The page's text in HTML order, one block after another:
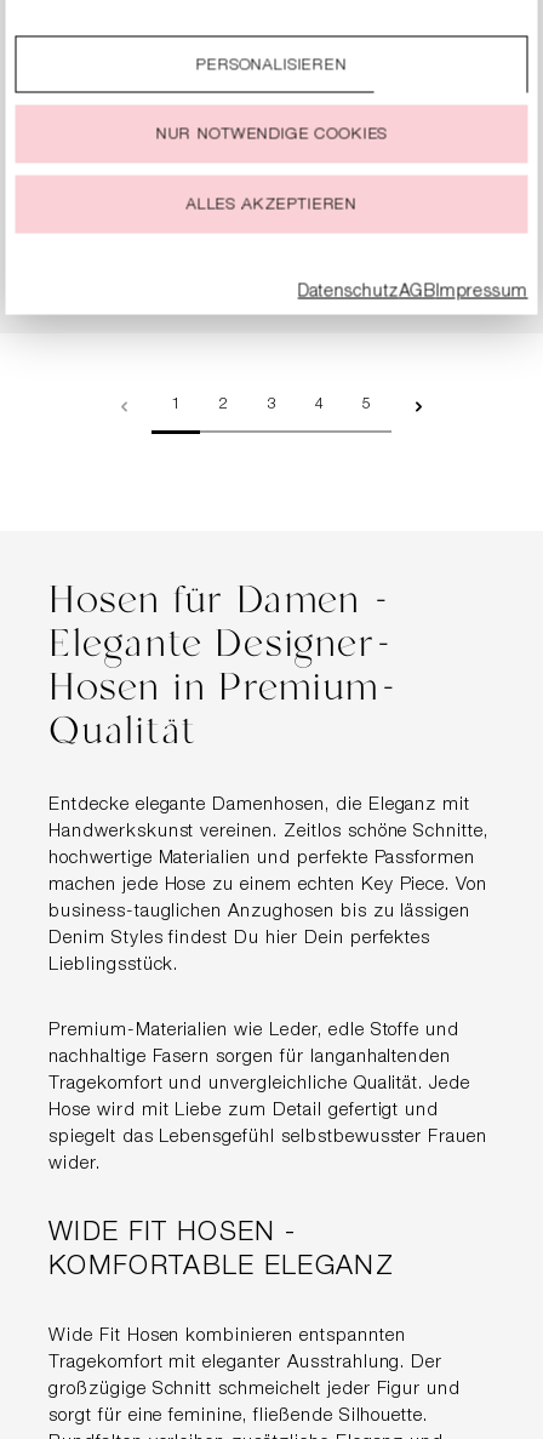
WIDE-FIT HOSE
WIDE-FIT HOSE AUS
269,99 €
Seite
1 Seite
2 Seite
3 Seite
4 Seite
5
Hosen für Damen -
Elegante Designer-
Hosen in Premium-
Qualität
Entdecke elegante Damenhosen, die Eleganz mit
Handwerkskunst vereinen. Zeitlos schöne Schnitte,
hochwertige Materialien und perfekte Passformen
machen jede Hose zu einem echten Key Piece. Von
business-tauglichen Anzughosen bis zu lässigen
Denim Styles findest Du hier Dein perfektes
Lieblingsstück.
Premium-Materialien wie Leder, edle Stoffe und
nachhaltige Fasern sorgen für langanhaltenden
Tragekomfort und unvergleichliche Qualität. Jede
Hose wird mit Liebe zum Detail gefertigt und
spiegelt das Lebensgefühl selbstbewusster Frauen
wider.
WIDE FIT HOSEN -
KOMFORTABLE ELEGANZ
Wide Fit Hosen kombinieren entspannten
Tragekomfort mit eleganter Ausstrahlung. Der
großzügige Schnitt schmeichelt jeder Figur und
sorgt für eine feminine, fließende Silhouette.
Durch einen Klick auf das Auswahlfeld „Alle akzeptieren“
stimmst Du der Verwendung aller Cookies zu, die unter
jeder Zeit ändern oder widerrufen.
PERSONALISIEREN
NUR NOTWENDIGE COOKIES
ALLES AKZEPTIEREN
DatenschutzAGBImpressum